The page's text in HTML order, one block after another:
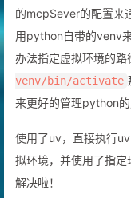
的mcpSever的配置来
用python自带的venv
办法指定虚拟环境的路
venv/bin/activate
来更好的管理python的
使用了uv，直接执行
拟环境，并使用了指
解决啦！